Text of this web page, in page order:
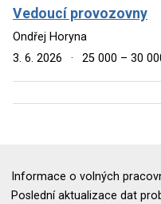
Vedoucí provozovny
Ondřej Horyna
3. 6. 2026
· 25 000 – 30
Informace o volných
Poslední aktualizace dat